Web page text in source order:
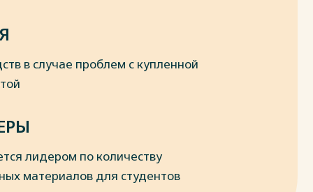
в случае проблем с купленной
лидером по количеству
материалов для студентов